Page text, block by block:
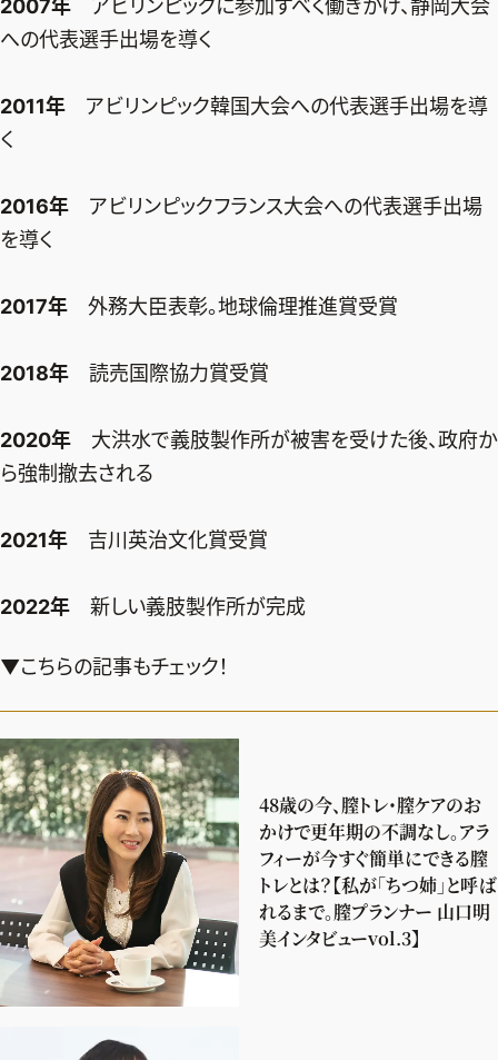
2007年 アビリンピックに参加すべく働きかけ、静岡大会
への代表選手出場を導く
2011年 アビリンピック韓国大会への代表選手出場を導
く
2016年 アビリンピックフランス大会への代表選手出場
を導く
2017年 外務大臣表彰。地球倫理推進賞受賞
2018年 読売国際協力賞受賞
2020年 大洪水で義肢製作所が被害を受けた後、政府か
ら強制撤去される
2021年 吉川英治文化賞受賞
2022年 新しい義肢製作所が完成
▼こちらの記事もチェック！
48歳の今、膣トレ・膣ケアのお
かけで更年期の不調なし。アラ
フィーが今すぐ簡単にできる膣
トレとは？【私が「ちつ姉」と呼ば
れるまで。膣プランナー 山口明
美インタビューvol.3】